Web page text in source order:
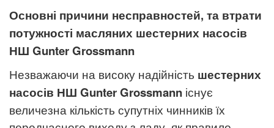
Основні причини несправностей, та втрати
потужності масляних шестерних насосів
НШ Gunter Grossmann
Незважаючи на високу надійність шестерних
насосів НШ Gunter Grossmann існує
величезна кількість супутніх чинників їх